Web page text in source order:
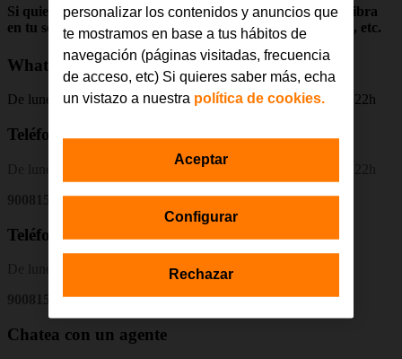
Si quieres contratar Fibra + Móvil, una línea adicional, Fibra
en tu segunda vivienda, hacer un renove de tu dispositivo, etc.
WhatsApp
De lunes a viernes: de 9h a 23h Sábado y domingo: de 10h a 22h
Teléfono particulares
De lunes a viernes: de 9h a 23h Sábado y domingo: de 10h a 22h
900815916
Teléfono Empresas
De lunes a sábado: de 9h a 22h
900815762
Chatea con un agente
personalizar los contenidos y anuncios que
te mostramos en base a tus hábitos de
navegación (páginas visitadas, frecuencia
de acceso, etc) Si quieres saber más, echa
un vistazo a nuestra política de cookies.
Configurar
Rechazar
Aceptar